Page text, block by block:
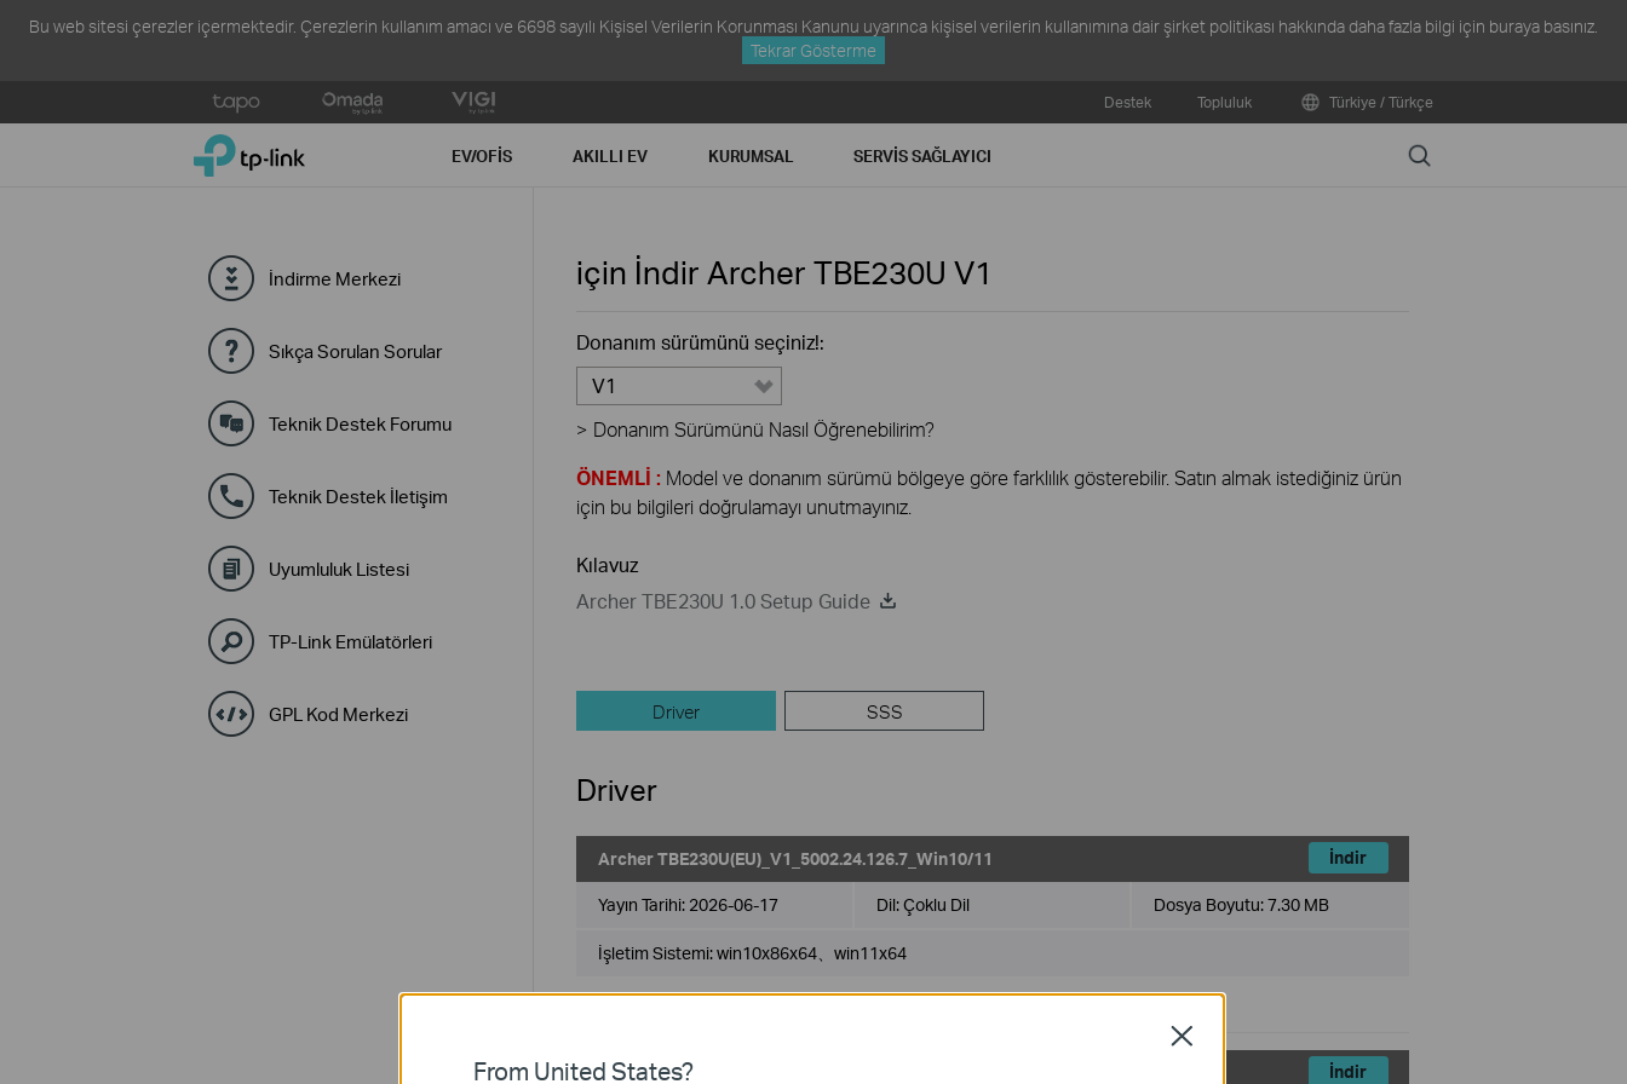
Bu web sitesi çerezler içermektedir. Çerezlerin kullanım amacı ve 6698 sayılı Kişisel Verilerin Korunması Kanunu uyarınca kişisel verilerin kullanımına dair şirket politikası hakkında daha fazla bilgi için buraya basınız.
Tekrar Gösterme
to
Destek Topluluk Türkiye / Türkçe
TP-Link, Reliably Smart EV/OFIS AKILLI EV KURUMSAL SERVIS SAĞLAYICI Search
İndirme Merkezi
Sıkça Sorulan Sorular
Teknik Destek Forumu
Teknik Destek İletişim
Uyumluluk Listesi
TP-Link Emülatörleri
GPL Kod Merkezi
için İndir Archer TBE230U V1
Donanım sürümünü seçiniz!:
V1
> Donanım Sürümünü Nasıl Öğrenebilirim?
ÖNEMLİ : Model ve donanım sürümü bölgeye göre farklılık gösterebilir. Satın almak istediğiniz ürün
için bu bilgileri doğrulamayı unutmayınız.
Kılavuz
Archer TBE230U 1.0 Setup Guide
Driver SSS
Driver
Archer TBE230U(EU)_V1_5002.24.126.7_Win10/11 İndir
Yayın Tarihi: 2026-06-17 Dil:Çoklu Dil Dosya Boyutu:7.30 MB
İşletim Sistemi: win10x86x64、win11x64
Archer TBE230U(EU)_V1_5002.24.126.7_Win10_Win11 İndir
From United States?
Close